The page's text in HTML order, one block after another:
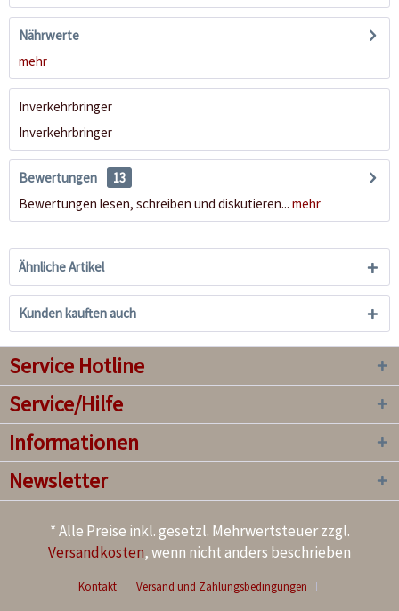
Nährwerte
mehr
Inverkehrbringer
Inverkehrbringer
Bewertungen
13
Bewertungen lesen, schreiben und diskutieren... mehr
Ähnliche Artikel
Kunden kauften auch
Service Hotline
Service/Hilfe
Informationen
Newsletter
* Alle Preise inkl. gesetzl. Mehrwertsteuer zzgl.
Versandkosten, wenn nicht anders beschrieben
Kontakt
Versand und Zahlungsbedingungen